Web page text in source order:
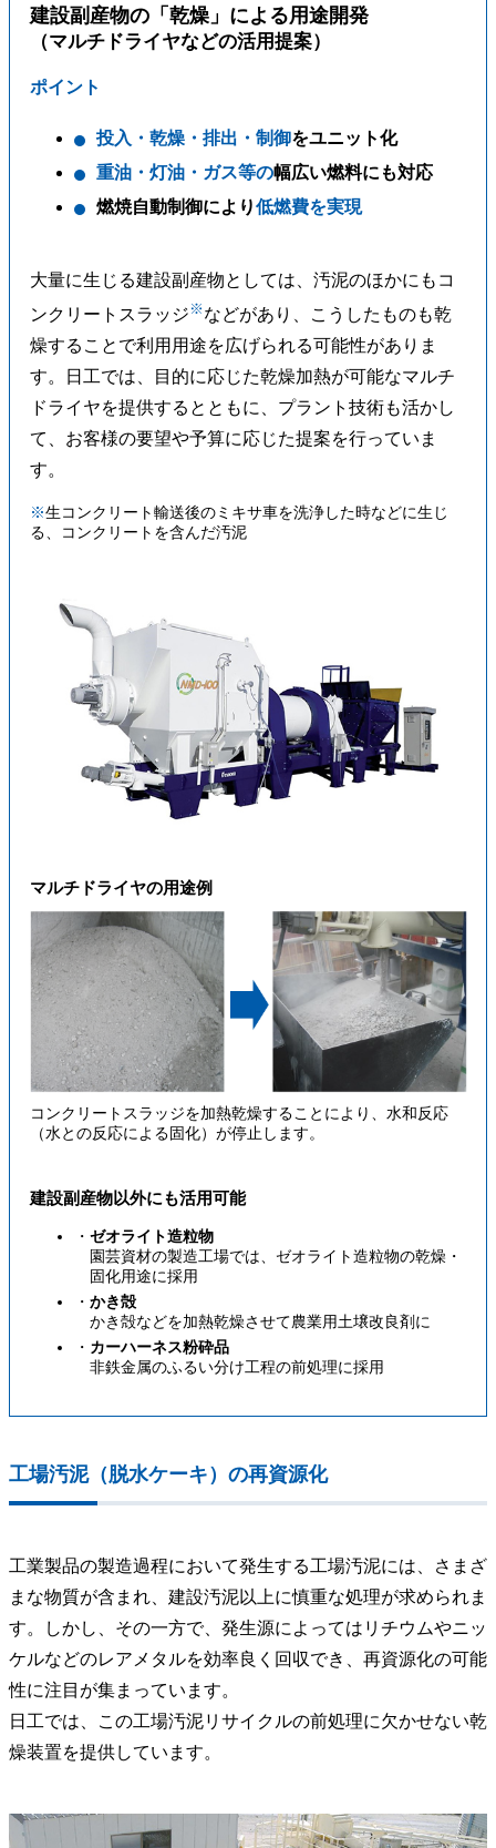
建設副産物の「乾燥」による用途開発
（マルチドライヤなどの活用提案）
ポイント
投入・乾燥・排出・制御をユニット化
重油・灯油・ガス等の幅広い燃料にも対応
燃焼自動制御により低燃費を実現
大量に生じる建設副産物としては、汚泥のほかにもコ
ンクリートスラッジ ※ などがあり、こうしたものも乾
燥することで利用用途を広げられる可能性がありま
す。日工では、目的に応じた乾燥加熱が可能なマルチ
ドライヤを提供するとともに、プラント技術も活かし
て、お客様の要望や予算に応じた提案を行っていま
す。
※生コンクリート輸送後のミキサ車を洗浄した時などに生じ
る、コンクリートを含んだ汚泥
マルチドライヤの用途例
コンクリートスラッジを加熱乾燥することにより、水和反応
（水との反応による固化）が停止します。
建設副産物以外にも活用可能
ゼオライト造粒物
園芸資材の製造工場では、ゼオライト造粒物の乾燥・
固化用途に採用
かき殻
かき殻などを加熱乾燥させて農業用土壌改良剤に
カーハーネス粉砕品
非鉄金属のふるい分け工程の前処理に採用
工場汚泥（脱水ケーキ）の再資源化
工業製品の製造過程において発生する工場汚泥には、さまざ
まな物質が含まれ、建設汚泥以上に慎重な処理が求められま
す。しかし、その一方で、発生源によってはリチウムやニッ
ケルなどのレアメタルを効率良く回収でき、再資源化の可能
性に注目が集まっています。
日工では、この工場汚泥リサイクルの前処理に欠かせない乾
燥装置を提供しています。